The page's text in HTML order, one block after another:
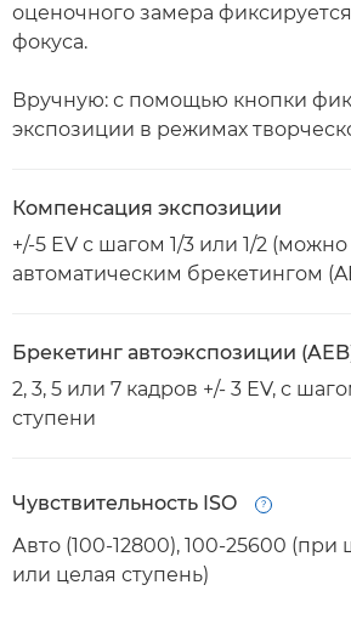
оценочного замера
фокуса.
Вручную: с помощью кнопки
экспозиции в режимах
Компенсация экспозиции
+/-5 EV с шагом 1/3 или 1/2 (можно
автоматическим брекетингом
Брекетинг автоэкспозиции
2, 3, 5 или 7 кадров +/- 3 EV, с
ступени
Чувствительность ISO
Open
Авто (100-12800), 100-25600 (при
или целая ступень)